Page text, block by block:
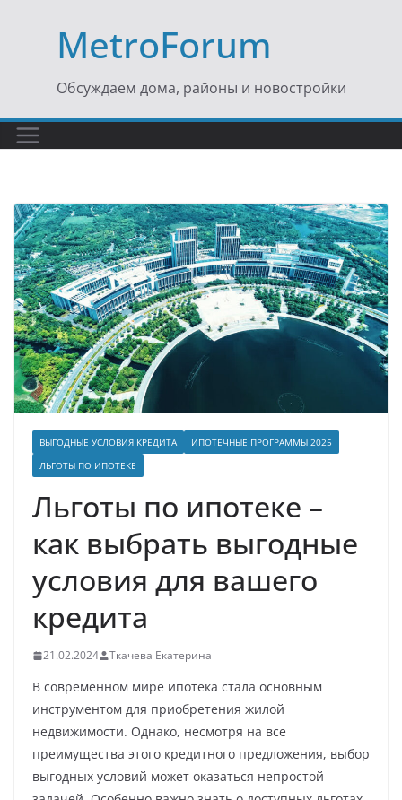
содержимомуMetroForum
Обсуждаем дома, районы и новостройки
ВЫГОДНЫЕ УСЛОВИЯ КРЕДИТА
ИПОТЕЧНЫЕ ПРОГРАММЫ 2025
ЛЬГОТЫ ПО ИПОТЕКЕ
Льготы по ипотеке –
как выбрать выгодные
условия для вашего
кредита
21.02.2024 Ткачева Екатерина
В современном мире ипотека стала основным
инструментом для приобретения жилой
недвижимости. Однако, несмотря на все
преимущества этого кредитного предложения, выбор
выгодных условий может оказаться непростой